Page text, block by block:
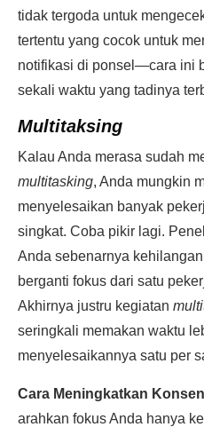
tidak tergoda untuk
tertentu yang cocok untuk
notifikasi di ponsel—cara ini
sekali waktu yang tadinya
Multitaksing
Kalau Anda merasa sudah
multitasking, Anda mungkin
menyelesaikan banyak
singkat. Coba pikir lagi.
Anda sebenarnya
berganti fokus dari satu
Akhirnya justru kegiatan
seringkali memakan waktu
menyelesaikannya satu per
Cara Meningkatkan
arahkan fokus Anda hanya